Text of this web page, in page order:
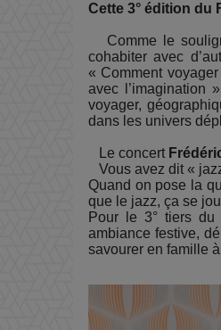
Cette 3° édition du
Comme le
cohabiter avec
« Comment
avec l’imagination
voyager,
dans les univers
Le concert
Vous avez dit «
Quand on pose la
que le jazz, ça se
Pour le 3° tiers du
ambiance festive,
savourer en famille